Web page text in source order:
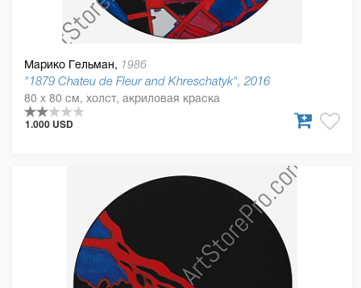
Марико Гельман, 1986
"1879 Chateu de Fleur and Khreschatyk", 2016
80 x 80 см, холст, акриловая краска
1.000 USD